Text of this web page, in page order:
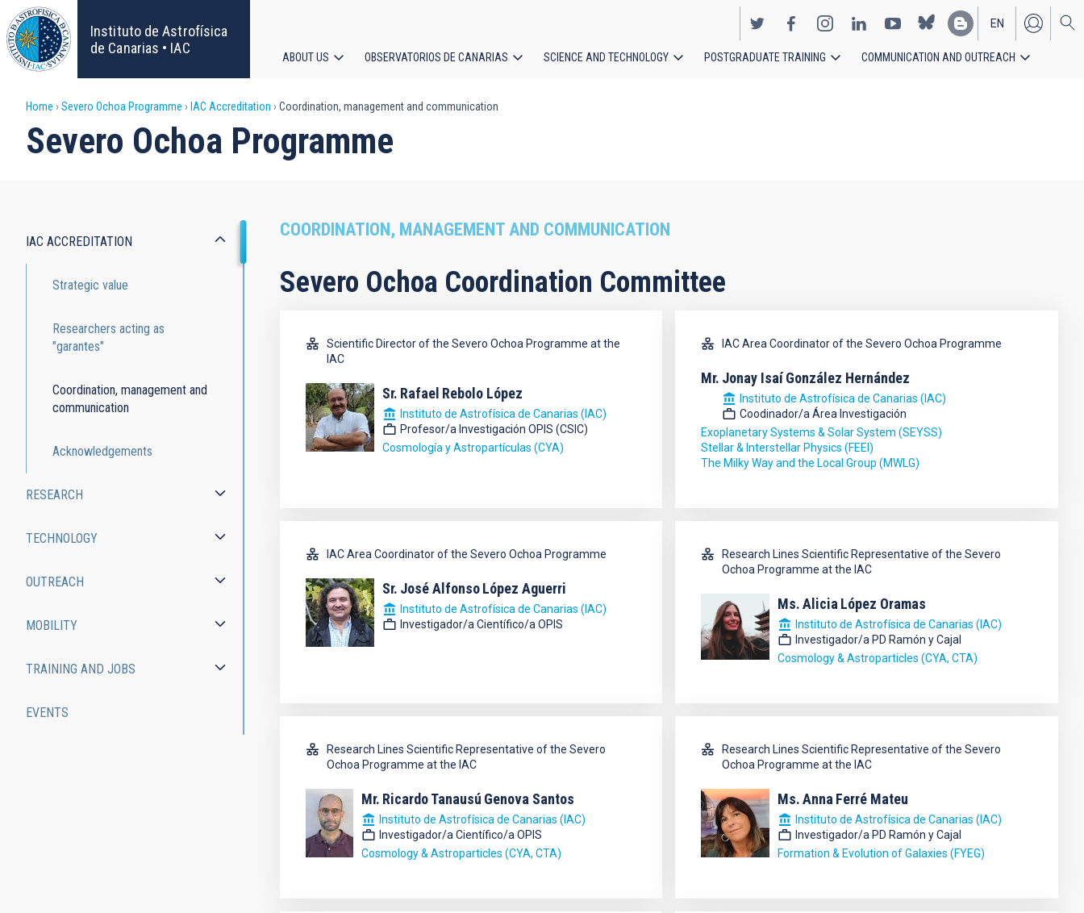
Skip
to
main
content
Instituto de Astrofísica
de Canarias • IAC
EN
ES
navigation
ABOUT US OBSERVATORIOS DE CANARIAS SCIENCE AND TECHNOLOGY POSTGRADUATE TRAINING COMMUNICATION AND OUTREACH
Breadcrumb
Home Severo Ochoa Programme IAC Accreditation Coordination, management and communication
Severo Ochoa Programme
COORDINATION, MANAGEMENT AND COMMUNICATION
Severo Ochoa Coordination Committee
Scientific Director of the Severo Ochoa Programme at the
IAC
Sr. Rafael Rebolo López
Instituto de Astrofísica de Canarias (IAC)
Profesor/a Investigación OPIS (CSIC)
Cosmología y Astropartículas (CYA)
IAC Area Coordinator of the Severo Ochoa Programme
Mr. Jonay IsaíGonzález Hernández
Instituto de Astrofísica de Canarias (IAC)
Coodinador/a Área Investigación
Exoplanetary Systems & Solar System (SEYSS)
Stellar & Interstellar Physics (FEEI)
The Milky Way and the Local Group (MWLG)
IAC Area Coordinator of the Severo Ochoa Programme
Sr. José Alfonso López Aguerri
Instituto de Astrofísica de Canarias (IAC)
Investigador/a Científico/a OPIS
Research Lines Scientific Representative of the Severo
Ochoa Programme at the IAC
Ms. Alicia López Oramas
Instituto de Astrofísica de Canarias (IAC)
Investigador/a PD Ramón y Cajal
Cosmology & Astroparticles (CYA, CTA)
Research Lines Scientific Representative of the Severo
Ochoa Programme at the IAC
Mr. Ricardo Tanausú Genova Santos
Instituto de Astrofísica de Canarias (IAC)
Investigador/a Científico/a OPIS
Cosmology & Astroparticles (CYA, CTA)
Research Lines Scientific Representative of the Severo
Ochoa Programme at the IAC
Ms. Anna Ferré Mateu
Instituto de Astrofísica de Canarias (IAC)
Investigador/a PD Ramón y Cajal
Formation & Evolution of Galaxies (FYEG)
Severo
Ochoa
Programme
IAC ACCREDITATION
Strategic value
Researchers acting as
"garantes"
Coordination, management and
communication
Acknowledgements
RESEARCH
TECHNOLOGY
OUTREACH
MOBILITY
TRAINING AND JOBS
EVENTS